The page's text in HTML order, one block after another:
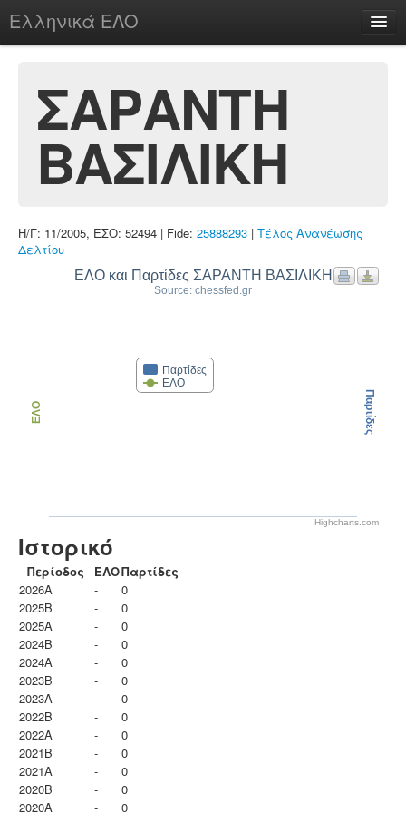
Ελληνικά ΕΛΟ
chesstu.be @ discord
Login
ΣΑΡΑΝΤΗ
ΒΑΣΙΛΙΚΗ
Η/Γ: 11/2005, ΕΣΟ: 52494 | Fide: 25888293 | Τέλος Ανανέωσης
Δελτίου
ΕΛΟ και Παρτίδες ΣΑΡΑΝΤΗ ΒΑΣΙΛΙΚΗ
Source: chessfed.gr
Παρτίδες
ΕΛΟ
ΕΛΟ Παρτίδες
Highcharts.com
Ιστορικό
Περίοδος ΕΛΟΠαρτίδες
2026A
-
0
2025B
-
0
2025A
-
0
2024B
-
0
2024A
-
0
2023B
-
0
2023Α
-
0
2022B
-
0
2022A
-
0
2021B
-
0
2021A
-
0
2020B
-
0
2020A
- 0